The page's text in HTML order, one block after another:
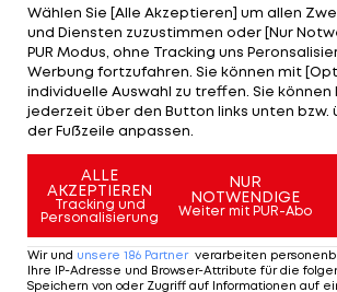
nationalen Tour. Zuhause in
Druck höher, da erwartet man von
Platzierungen.
Im Ausland wollen wir natürlich
bin überzeugt, dass wir das auch
Die Vorbereitung auf das
Wochenende im Ausland beginnt
Anreise am Dienstag, danach wird
Wählen Sie [Alle Akzeptieren] um allen
und Diensten zuzustimmen oder [Nur
PUR Modus, ohne Tracking uns
Werbung fortzufahren. Sie können mit
individuelle Auswahl zu treffen. Sie können
jederzeit über den Button links unten bzw.
der Fußzeile anpassen.
ALLE
AKZEPTIEREN
Tracking und
Personalisierung
NUR
NOTWENDIGE
Weiter mit PUR-Abo
Wir und unsere 186 Partner verarbeiten
Ihre IP-Adresse und Browser-Attribute für die
Speichern von oder Zugriff auf Informationen auf